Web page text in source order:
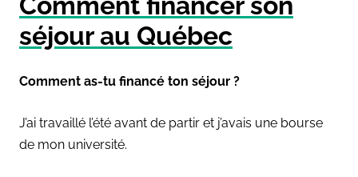
séjour au Québec
Comment as-tu financé ton séjour ?
J’ai travaillé l’été avant de partir et j’avais une bourse
de mon université.